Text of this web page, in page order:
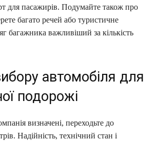
для пасажирів. Подумайте також про
багато речей або туристичне
багажника важливіший за кількість
автомобіля для
подорожі
визначені, переходьте до
Надійність, технічний стан і